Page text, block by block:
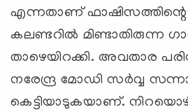
എന്നതാണ് ഫാഷിസത്തിന്റെ
കലണ്ടറില്‍ മിണ്ടാതിരുന്ന
താഴെയിറക്കി. അവതാര
നരേന്ദ്ര മോഡി സര്‍വ്വ
കെട്ടിയാടുകയാണ്.